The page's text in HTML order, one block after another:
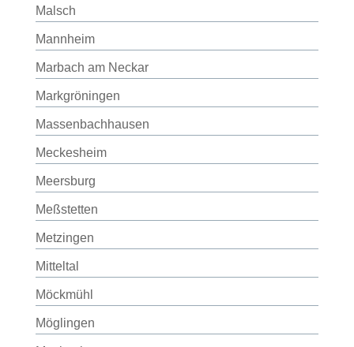
Malsch
Mannheim
Marbach am Neckar
Markgröningen
Massenbachhausen
Meckesheim
Meersburg
Meßstetten
Metzingen
Mitteltal
Möckmühl
Möglingen